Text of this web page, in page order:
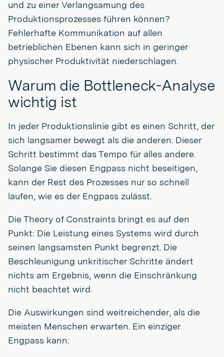
und zu einer Verlangsamung des
Produktionsprozesses führen können?
Fehlerhafte Kommunikation auf allen
betrieblichen Ebenen kann sich in geringer
physischer Produktivität niederschlagen.
Warum die Bottleneck-Analyse
wichtig ist
In jeder Produktionslinie gibt es einen Schritt, der
sich langsamer bewegt als die anderen. Dieser
Schritt bestimmt das Tempo für alles andere.
Solange Sie diesen Engpass nicht beseitigen,
kann der Rest des Prozesses nur so schnell
laufen, wie es der Engpass zulässt.
Die Theory of Constraints bringt es auf den
Punkt: Die Leistung eines Systems wird durch
seinen langsamsten Punkt begrenzt. Die
Beschleunigung unkritischer Schritte ändert
nichts am Ergebnis, wenn die Einschränkung
nicht beachtet wird.
Die Auswirkungen sind weitreichender, als die
meisten Menschen erwarten. Ein einziger
Engpass kann: